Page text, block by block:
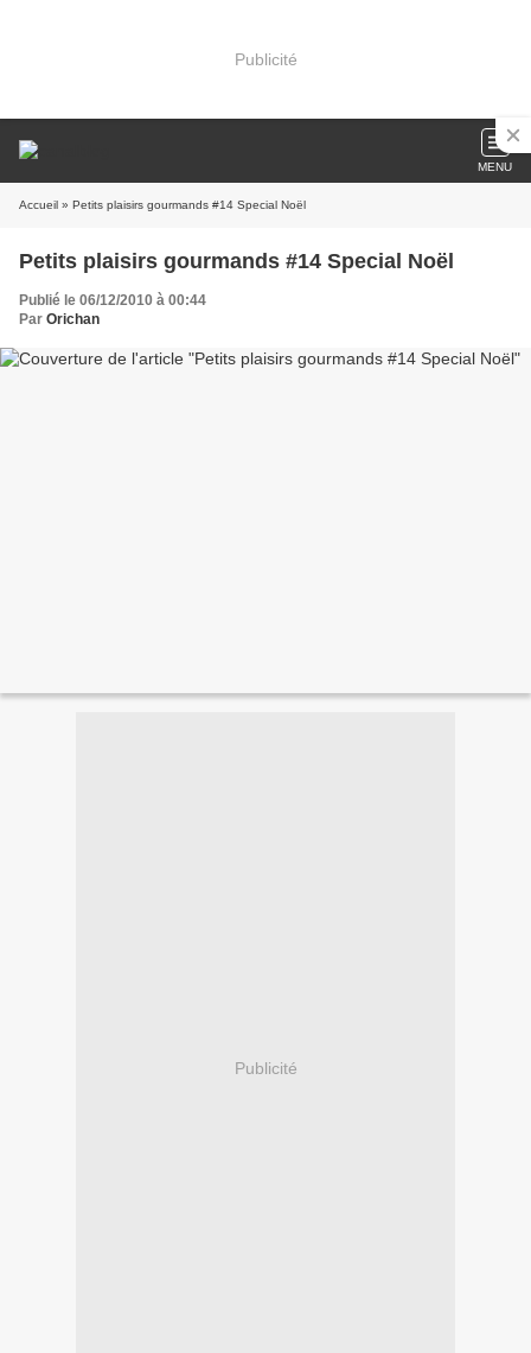
Publicité
MENU
Accueil » Petits plaisirs gourmands #14 Special Noël
Petits plaisirs gourmands #14 Special Noël
Publié le 06/12/2010 à 00:44
Par Orichan
Publicité